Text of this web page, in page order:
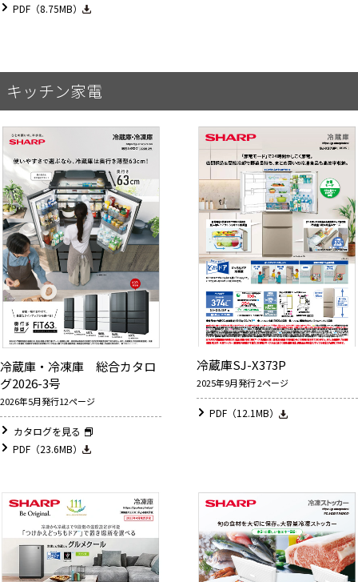
PDF（8.75MB）
キッチン家電
冷蔵庫・冷凍庫 総合カタロ
グ2026-3号
2026年5月発行12ページ
カタログを見る
PDF（23.6MB）
冷蔵庫SJ-X373P
2025年9月発行 2ページ
PDF（12.1MB）